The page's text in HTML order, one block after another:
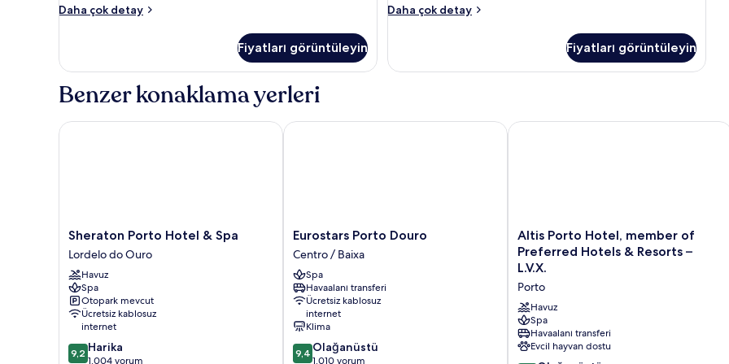
Daha çok detay
Superior
Oda,
hakkında
fazla
Fiyatları görüntüleyin
Daha çok detay
Executive
fazla
Fiyatları görüntüleyin
Benzer konaklama yerleri
Sheraton
Porto
Hotel
&
Spa
Lordelo
do
Sheraton Porto Hotel & Spa
Lordelo do Ouro
Havuz
Spa
Otopark mevcut
Ücretsiz kablosuz
internet
10
üzerinden
9,2 Harika
1.004 yorum
Sheraton Porto Hotel & Spa
Eurostars
Porto
Douro
Centro
/
Baixa
Eurostars Porto Douro
Centro / Baixa
Spa
Havaalanı transferi
Ücretsiz kablosuz
internet
Klima
10
üzerinden
9,4 Olağanüstü
1.010 yorum
Eurostars Porto Douro
Altis
Porto
Hotel,
member
of
Preferred
Hotels
&
Resorts
Altis Porto Hotel, member of
Preferred Hotels & Resorts –
L.V.X.
Porto
Havuz
Spa
Havaalanı transferi
Evcil hayvan dostu
Altis Porto Hotel, member of